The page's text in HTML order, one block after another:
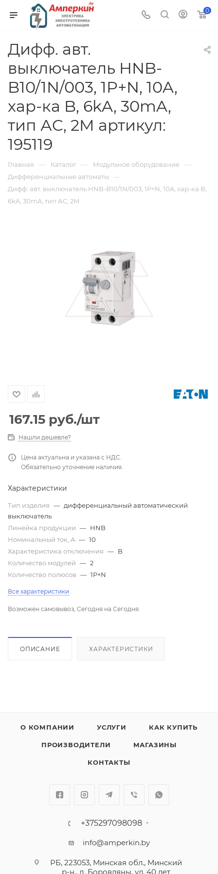
0
Дифф. авт.
выключатель HNB-
B10/1N/003, 1P+N, 10A,
хар-ка B, 6kA, 30mA,
тип АC, 2M артикул:
195119
Главная — Каталог — Модульное оборудование —
Дифференциальные автоматы —
Дифф. авт. выключатель HNB-B10/1N/003, 1P+N, 10A, хар-ка B,
6kA, 30mA, тип АC, 2M
167.15 руб./шт
Нашли дешевле?
Цена актуальна и указана с НДС.
Обязательно уточнение наличия.
Характеристики
Тип изделия — дифференциальный автоматический
выключатель
Линейка продукции — HNB
Номинальный ток, A — 10
Характеристика отключения — B
Количество модулей — 2
Количество полюсов — 1P+N
Все характеристики
Возможен самовывоз, Сегодня на Сегодня.
ОПИСАНИЕ ХАРАКТЕРИСТИКИ
О КОМПАНИИ УСЛУГИ КАК КУПИТЬ
ПРОИЗВОДИТЕЛИ МАГАЗИНЫ
КОНТАКТЫ
+375297098098
info@amperkin.by
РБ, 223053, Минская обл., Минский
р-н., д. Боровляны, ул. 40 лет